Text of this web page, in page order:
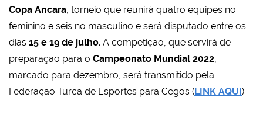
Copa Ancara, torneio que reunirá quatro equipes no
feminino e seis no masculino e será disputado entre os
dias 15 e 19 de julho. A competição, que servirá de
preparação para o Campeonato Mundial 2022,
marcado para dezembro, será transmitido pela
Federação Turca de Esportes para Cegos (LINK AQUI ).